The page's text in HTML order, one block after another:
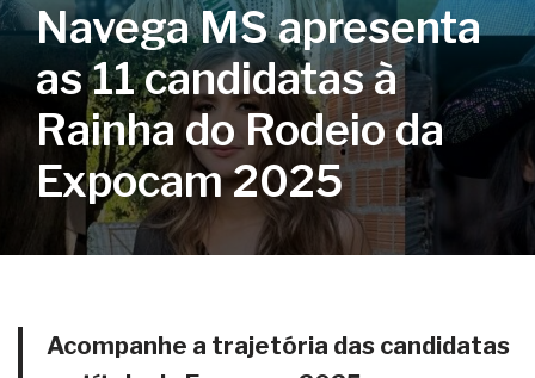
Navega MS apresenta
as 11 candidatas à
Rainha do Rodeio da
Expocam 2025
Acompanhe a trajetória das candidatas